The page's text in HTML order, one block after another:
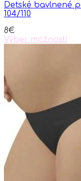
Detské bavlnené
104/110
8€
Výber možností
multiple
variants.
The
options
may
chosen
the
product
page